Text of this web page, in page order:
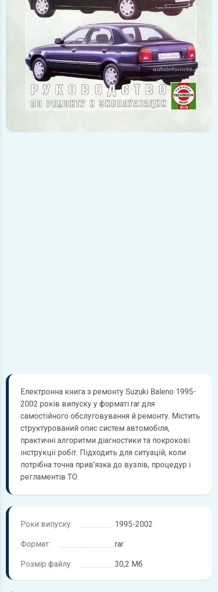
Електронна книга з ремонту Suzuki Baleno 1995-
2002 років випуску у форматі rar для
самостійного обслуговування й ремонту. Містить
структурований опис систем автомобіля,
практичні алгоритми діагностики та покрокові
інструкції робіт. Підходить для ситуацій, коли
потрібна точна прив’язка до вузлів, процедур і
регламентів ТО.
Роки випуску: 1995-2002
Формат: rar
Розмір файлу: 30,2 Мб